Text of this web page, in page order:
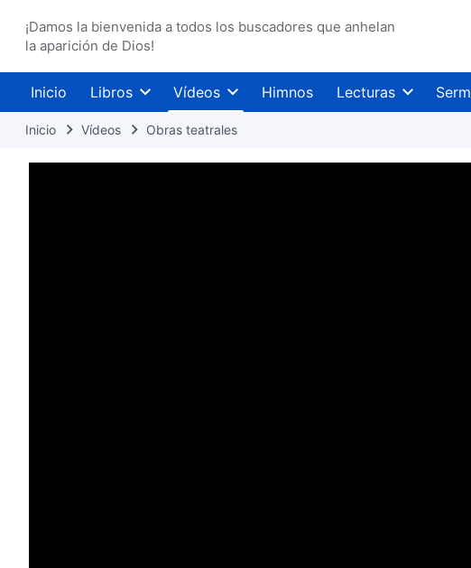
¡Damos la bienvenida a todos los buscadores que anhelan
la aparición de Dios!
Inicio Libros Vídeos Himnos Lecturas
Inicio Vídeos Obras teatrales